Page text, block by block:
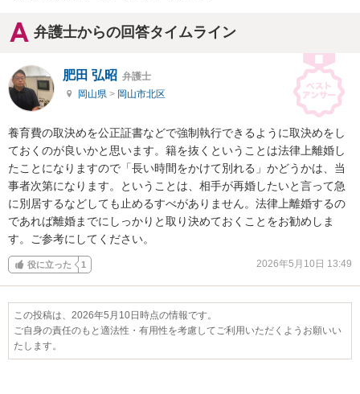
弁護士からの回答タイムライン
肥田 弘昭 弁護士
岡山県 > 岡山市北区
養育費の取決めを公正証書などで強制執行できるように取決めをし
ておくのが良いかと思います。籍を抜くということは法律上離婚し
たことになりますので「長い時間をかけて別れる」かどうかは、当
事者次第になります。ということは、相手が再婚したいと言って急
に別居するなどしても止めるすべがありません。法律上離婚するの
であれば離婚までにしっかりと取り決めておくことをお勧めしま
す。ご参考にしてください。
役に立った 1 2026年5月10日 13:49
この投稿は、2026年5月10日時点の情報です。
ご自身の責任のもと適法性・有用性を考慮してご利用いただくようお願いい
たします。